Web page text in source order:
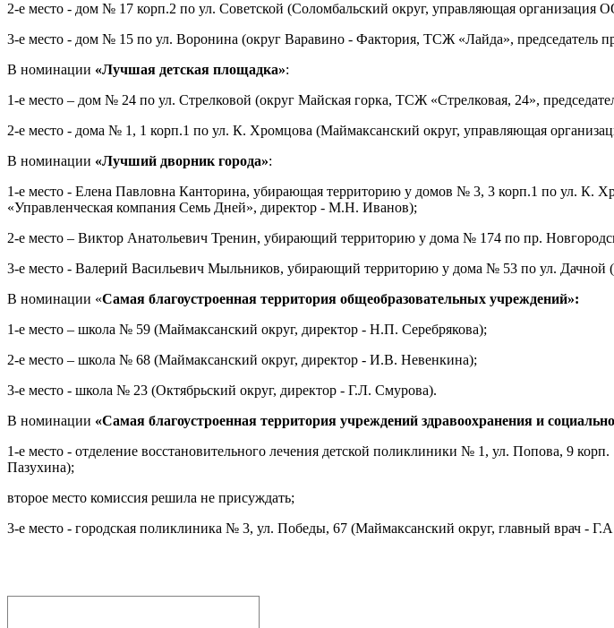
2-е место - дом № 17 корп.2 по ул. Советской (Соломбальский округ, управляющая
3-е место - дом № 15 по ул. Воронина (округ Варавино - Фактория, ТСЖ «Лайда», председатель
В номинации «Лучшая детская площадка»:
1-е место – дом № 24 по ул. Стрелковой (округ Майская горка, ТСЖ «Стрелковая, 24»,
2-е место - дома № 1, 1 корп.1 по ул. К. Хромцова (Маймаксанский округ, управляющая
В номинации «Лучший дворник города»:
1-е место - Елена Павловна Канторина, убирающая территорию у домов № 3, 3 корп.1 по ул.
«Управленческая компания Семь Дней», директор - М.Н. Иванов);
2-е место – Виктор Анатольевич Тренин, убирающий территорию у дома № 174 по пр.
3-е место - Валерий Васильевич Мыльников, убирающий территорию у дома № 53 по ул.
В номинации «Самая благоустроенная территория общеобразовательных учреждений»:
1-е место – школа № 59 (Маймаксанский округ, директор - Н.П. Серебрякова);
2-е место – школа № 68 (Маймаксанский округ, директор - И.В. Невенкина);
3-е место - школа № 23 (Октябрьский округ, директор - Г.Л. Смурова).
В номинации «Самая благоустроенная территория учреждений здравоохранения и
1-е место - отделение восстановительного лечения детской поликлиники № 1, ул. Попова, 9
Пазухина);
второе место комиссия решила не присуждать;
3-е место - городская поликлиника № 3, ул. Победы, 67 (Маймаксанский округ, главный врач -